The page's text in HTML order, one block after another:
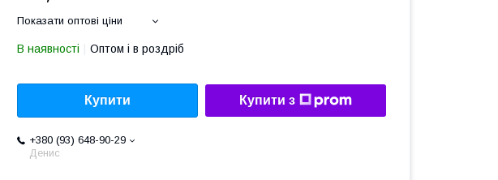
Показати оптові ціни
В наявності Оптом і в роздріб
Купити Купити з
+380 (93) 648-90-29
Денис